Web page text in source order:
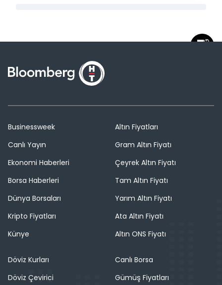
Businessweek
Canlı Yayın
Ekonomi Haberleri
Borsa Haberleri
Dünya Borsaları
Kripto Fiyatları
Künye
Altın Fiyatları
Gram Altın Fiyatı
Çeyrek Altın Fiyatı
Tam Altın Fiyatı
Yarım Altın Fiyatı
Ata Altın Fiyatı
Altın ONS Fiyatı
Döviz Kurları
Döviz Çevirici
Canlı Borsa
Gümüş Fiyatları